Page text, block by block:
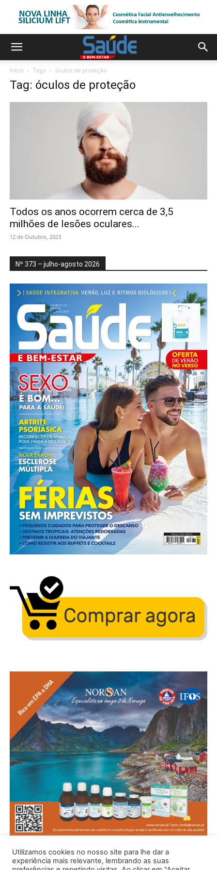
Início Tags óculos de proteção
Tag: óculos de proteção
Todos os anos ocorrem cerca de 3,5
milhões de lesões oculares...
12 de Outubro, 2023
Nº 373 – julho-agosto 2026
Utilizamos cookies no nosso site para lhe dar a
experiência mais relevante, lembrando as suas